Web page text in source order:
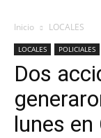
Inicio LOCALES
LOCALES POLICIALES
Dos
lunes